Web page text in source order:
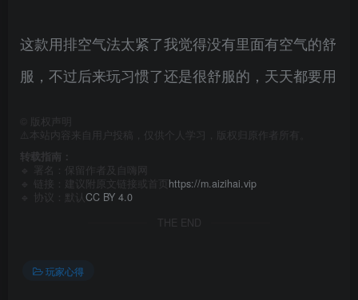
这款用排空气法太紧了我觉得没有里面有空气的舒
服，不过后来玩习惯了还是很舒服的，天天都要用
版权声明
⚠️本站内容来自用户投稿，仅供个人学习，版权归原作者所有。
转载指南：
🔹 署名：保留作者及
自嗨网
🔹 链接：建议附原文链接或首页 https://m.aizihai.vip
🔹 协议：默认 CC BY 4.0
THE END
玩家心得